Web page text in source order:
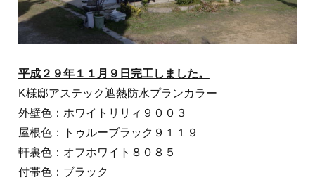
平成２９年１１月９日完工しました。
K様邸アステック遮熱防水プランカラー
外壁色：ホワイトリリィ９００３
屋根色：トゥルーブラック９１１９
軒裏色：オフホワイト８０８５
付帯色：ブラック